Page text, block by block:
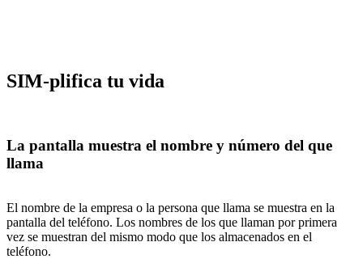
SIM-plifica tu vida
La pantalla muestra el nombre y número del que
llama
El nombre de la empresa o la persona que llama se muestra en la
pantalla del teléfono. Los nombres de los que llaman por primera
vez se muestran del mismo modo que los almacenados en el
teléfono.